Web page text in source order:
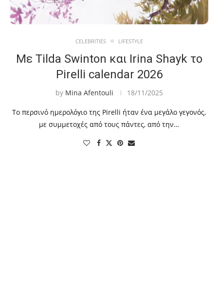
CELEBRITIES LIFESTYLE
Με Tilda Swinton και Irina Shayk το
Pirelli calendar 2026
by Mina Afentouli 18/11/2025
Το περσινό ημερολόγιο της Pirelli ήταν ένα μεγάλο γεγονός,
με συμμετοχές από τους πάντες, από την…